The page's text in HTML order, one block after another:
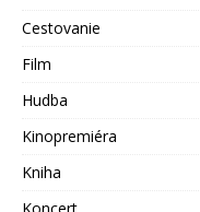
Cestovanie
Film
Hudba
Kinopremiéra
Kniha
Koncert